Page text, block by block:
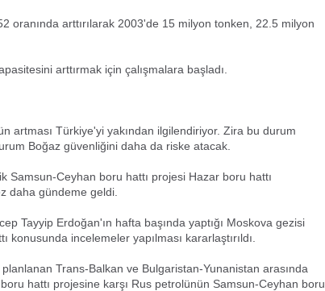
oranında arttırılarak 2003'de 15 milyon tonken, 22.5 milyon
arttırmak için çalışmalara başladı.
artması Türkiye'yi yakından ilgilendiriyor. Zira bu durum
Boğaz güvenliğini daha da riske atacak.
Samsun-Ceyhan boru hattı projesi Hazar boru hattı
daha gündeme geldi.
Tayyip Erdoğan'ın hafta başında yaptığı Moskova gezisi
incelemeler yapılması kararlaştırıldı.
Trans-Balkan ve Bulgaristan-Yunanistan arasında
hattı projesine karşı Rus petrolünün Samsun-Ceyhan boru